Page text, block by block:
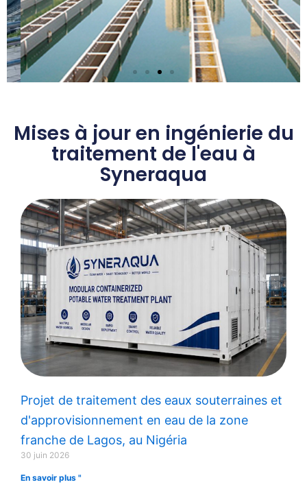
traitement de l'eau
potable municipale
Apprendre encore plus
Mises à jour en ingénierie du
traitement de l'eau à
Syneraqua
Projet de traitement des eaux souterraines et
d'approvisionnement en eau de la zone
franche de Lagos, au Nigéria
30 juin 2026
En savoir plus "